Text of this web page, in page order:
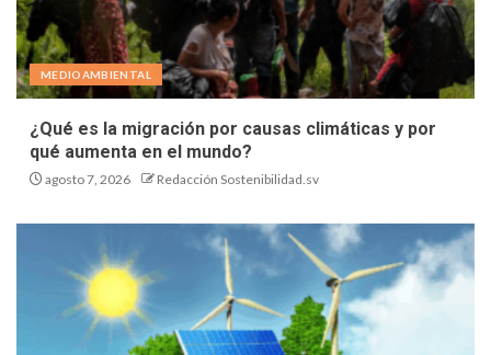
MEDIOAMBIENTAL
¿Qué es la migración por causas climáticas y por
qué aumenta en el mundo?
agosto 7, 2026 Redacción Sostenibilidad.sv